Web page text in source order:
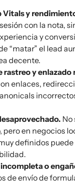
Vitals y
con la nota,
y
“matar” el lead
decente.
rastreo y enlazado
enlaces,
No
pero en negocios
definidos
o
de envío de